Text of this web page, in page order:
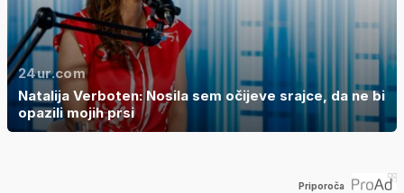
24ur.com
Natalija Verboten: Nosila sem očijeve srajce, da ne bi
opazili mojih prsi
Priporoča